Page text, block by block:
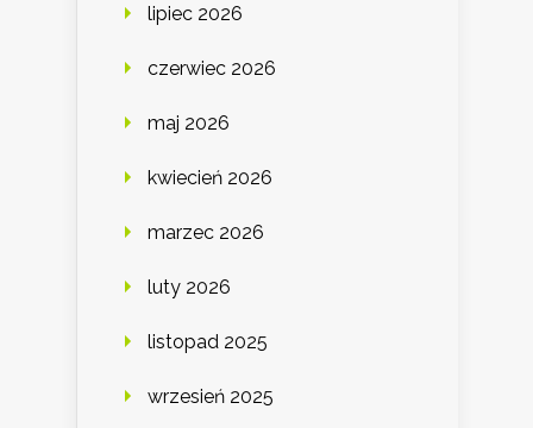
lipiec 2026
czerwiec 2026
maj 2026
kwiecień 2026
marzec 2026
luty 2026
listopad 2025
wrzesień 2025